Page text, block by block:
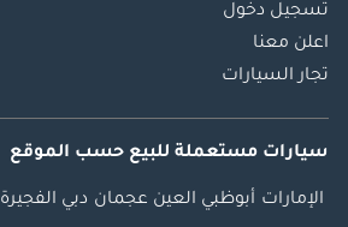
تسجيل دخول
اعلن معنا
تجار السيارات
سيارات مستعملة للبيع حسب الموقع
الإمارات أبوظبي العين عجمان دبي الفجيرة